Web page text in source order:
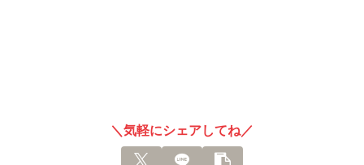
＼気軽にシェアしてね／